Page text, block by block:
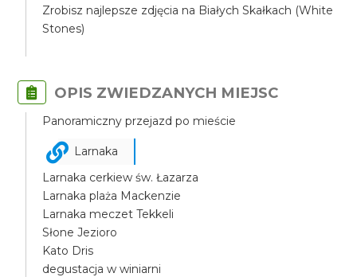
Zrobisz najlepsze zdjęcia na Białych Skałkach (White
Stones)
OPIS ZWIEDZANYCH MIEJSC
Panoramiczny przejazd po mieście
Larnaka
Larnaka cerkiew św. Łazarza
Larnaka plaża Mackenzie
Larnaka meczet Tekkeli
Słone Jezioro
Kato Dris
degustacja w winiarni